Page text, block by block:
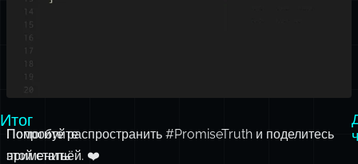
Итог
Попробуйте
применить
Помогите распространить #PromiseTruth и поделитесь
этой статьёй. ❤️